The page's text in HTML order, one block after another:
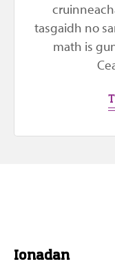
tasgaidh no
math is
Ionadan